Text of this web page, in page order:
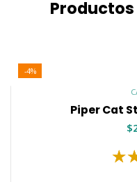
-4%
Piper Cat